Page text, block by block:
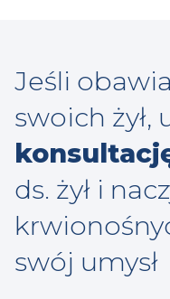
Jeśli
swoich żył,
ds. żył i
swój umysł